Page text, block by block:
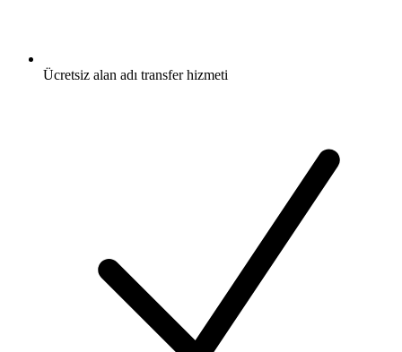
Ücretsiz alan adı transfer hizmeti